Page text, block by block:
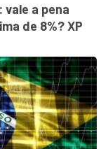
vale a pena
de 8%? XP